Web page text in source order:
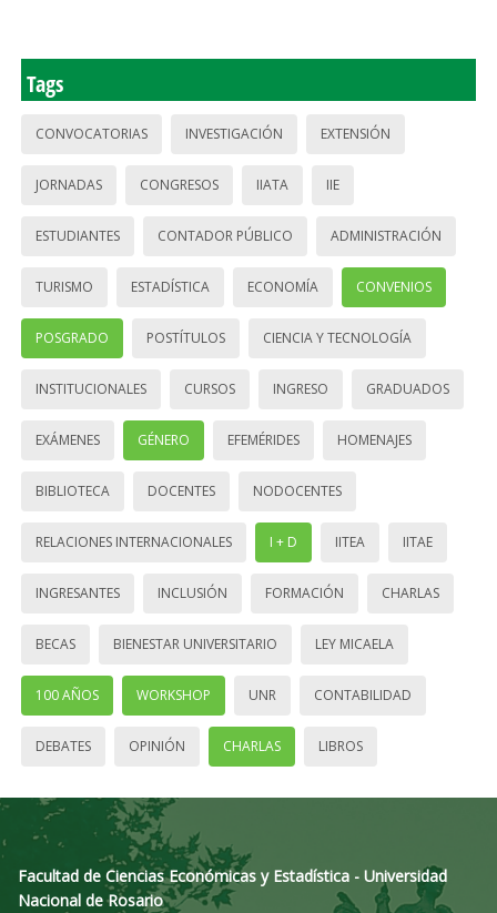
Tags
CONVOCATORIAS INVESTIGACIÓN EXTENSIÓN
JORNADAS CONGRESOS IIATA IIE
ESTUDIANTES CONTADOR PÚBLICO ADMINISTRACIÓN
TURISMO ESTADÍSTICA ECONOMÍA CONVENIOS
POSGRADO POSTÍTULOS CIENCIA Y TECNOLOGÍA
INSTITUCIONALES CURSOS INGRESO GRADUADOS
EXÁMENES GÉNERO EFEMÉRIDES HOMENAJES
BIBLIOTECA DOCENTES NODOCENTES
RELACIONES INTERNACIONALES I + D IITEA IITAE
INGRESANTES INCLUSIÓN FORMACIÓN CHARLAS
BECAS BIENESTAR UNIVERSITARIO LEY MICAELA
100 AÑOS WORKSHOP UNR CONTABILIDAD
DEBATES OPINIÓN CHARLAS LIBROS
Facultad de Ciencias Económicas y Estadística - Universidad
Nacional de Rosario